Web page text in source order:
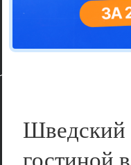
Шведский
гостиной